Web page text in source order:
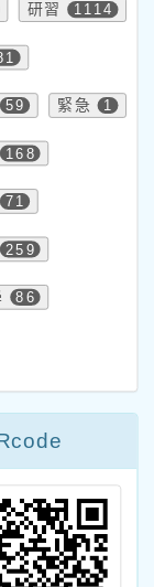
研習 1114
59 緊急 1
168
71
259
86